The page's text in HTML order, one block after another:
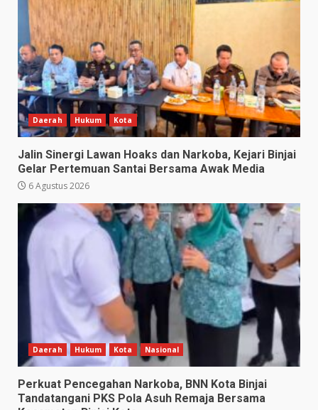
Daerah Hukum Kota
Jalin Sinergi Lawan Hoaks dan Narkoba, Kejari Binjai
Gelar Pertemuan Santai Bersama Awak Media
6 Agustus 2026
Daerah Hukum Kota Nasional
Perkuat Pencegahan Narkoba, BNN Kota Binjai
Tandatangani PKS Pola Asuh Remaja Bersama